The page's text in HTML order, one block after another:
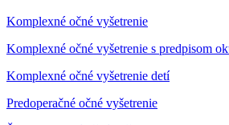
Komplexné očné vyšetrenie
Komplexné očné vyšetrenie s predpisom
Komplexné očné vyšetrenie detí
Predoperačné očné vyšetrenie